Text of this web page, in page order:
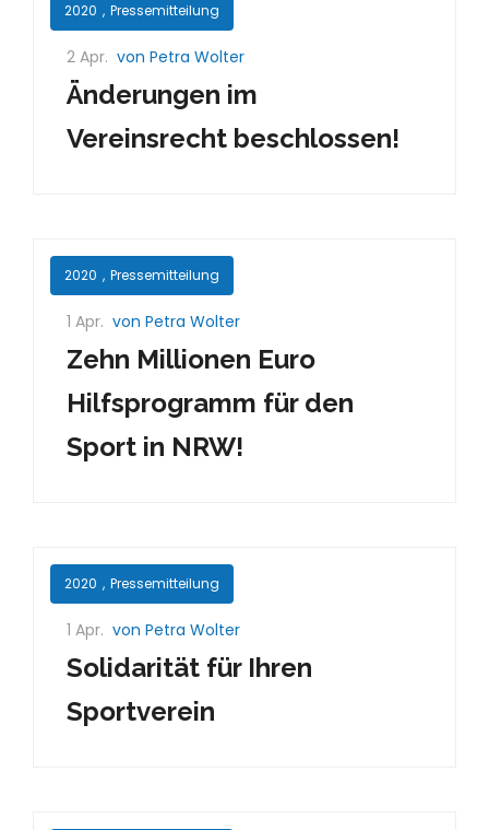
2020 , Pressemitteilung
2 Apr. von Petra Wolter
Änderungen im
Vereinsrecht beschlossen!
2020 , Pressemitteilung
1 Apr. von Petra Wolter
Zehn Millionen Euro
Hilfsprogramm für den
Sport in NRW!
2020 , Pressemitteilung
1 Apr. von Petra Wolter
Solidarität für Ihren
Sportverein